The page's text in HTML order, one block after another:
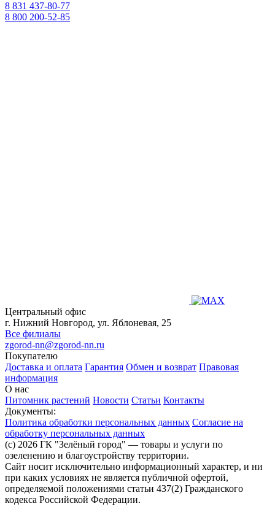
8 831 437-80-77
8 800 200-52-85
Центральный офис
г. Нижний Новгород, ул. Яблоневая, 25
Все филиалы
zgorod-nn@zgorod-nn.ru
Покупателю
Доставка и оплата Гарантия Обмен и возврат Правовая
информация
О нас
Питомник растений Новости Статьи Контакты
Документы:
Политика обработки персональных данных Согласие на
обработку персональных данных
(c) 2026 ГК "Зелёный город" — товары и услуги по
озеленению и благоустройству территории.
Сайт носит исключительно информационный характер, и ни
при каких условиях не является публичной офертой,
определяемой положениями статьи 437(2) Гражданского
кодекса Российской Федерации.